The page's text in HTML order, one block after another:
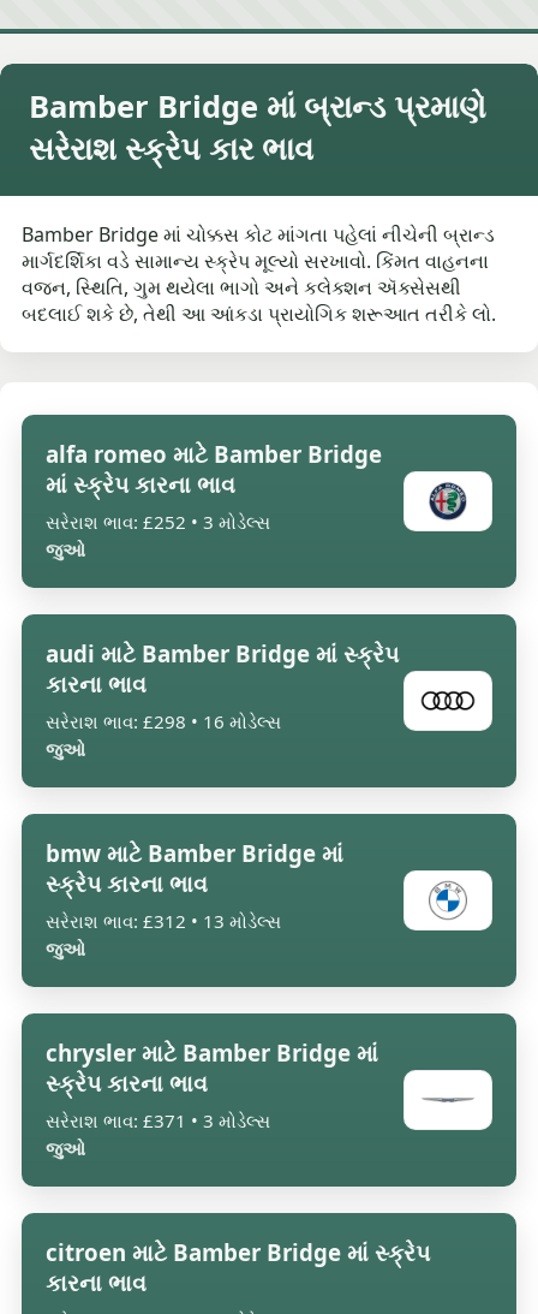
Bamber Bridge માં બ્રાન્ડ પ્રમાણે
સરેરાશ સ્ક્રેપ કાર ભાવ
Bamber Bridge માં ચોક્કસ કોટ માંગતા પહેલાં નીચેની બ્રાન્ડ
માર્ગદર્શિકા વડે સામાન્ય સ્ક્રેપ મૂલ્યો સરખાવો. કિંમત વાહનના
વજન, સ્થિતિ, ગુમ થયેલા ભાગો અને કલેક્શન ઍક્સેસથી
બદલાઈ શકે છે, તેથી આ આંકડા પ્રાયોગિક શરૂઆત તરીકે લો.
alfa romeo માટે Bamber Bridge
માં સ્ક્રેપ કારના ભાવ
સરેરાશ ભાવ: £252 • 3 મોડેલ્સ
જુઓ
audi માટે Bamber Bridge માં સ્ક્રેપ
કારના ભાવ
સરેરાશ ભાવ: £298 • 16 મોડેલ્સ
જુઓ
bmw માટે Bamber Bridge માં
સ્ક્રેપ કારના ભાવ
સરેરાશ ભાવ: £312 • 13 મોડેલ્સ
જુઓ
chrysler માટે Bamber Bridge માં
સ્ક્રેપ કારના ભાવ
સરેરાશ ભાવ: £371 • 3 મોડેલ્સ
જુઓ
citroen માટે Bamber Bridge માં સ્ક્રેપ
કારના ભાવ